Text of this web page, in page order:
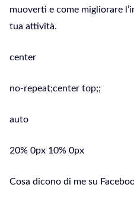
muoverti e come migliorare
tua attività.
center
no-repeat;center top;;
auto
20% 0px 10% 0px
Cosa dicono di me su